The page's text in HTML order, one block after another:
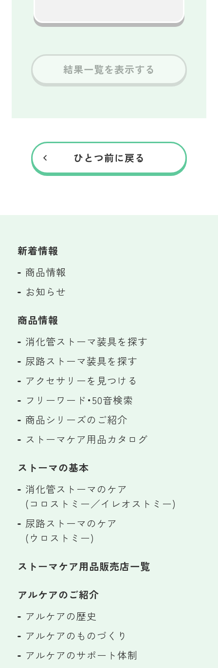
結果一覧を表示する
ひとつ前に戻る
新着情報
商品情報
お知らせ
商品情報
消化管ストーマ装具を探す
尿路ストーマ装具を探す
アクセサリーを見つける
フリーワード・50音検索
商品シリーズのご紹介
ストーマケア用品カタログ
ストーマの基本
消化管ストーマのケア
(コロストミー／イレオストミー)
尿路ストーマのケア
(ウロストミー)
ストーマケア用品販売店一覧
アルケアのご紹介
アルケアの歴史
アルケアのものづくり
アルケアのサポート体制